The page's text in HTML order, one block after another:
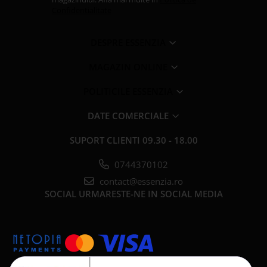
DATE COMERCIALE
SUPORT CLIENTI 09.30 - 18.00
0744370102
contact@essenzia.ro
SOCIAL URMARESTE-NE IN SOCIAL MEDIA